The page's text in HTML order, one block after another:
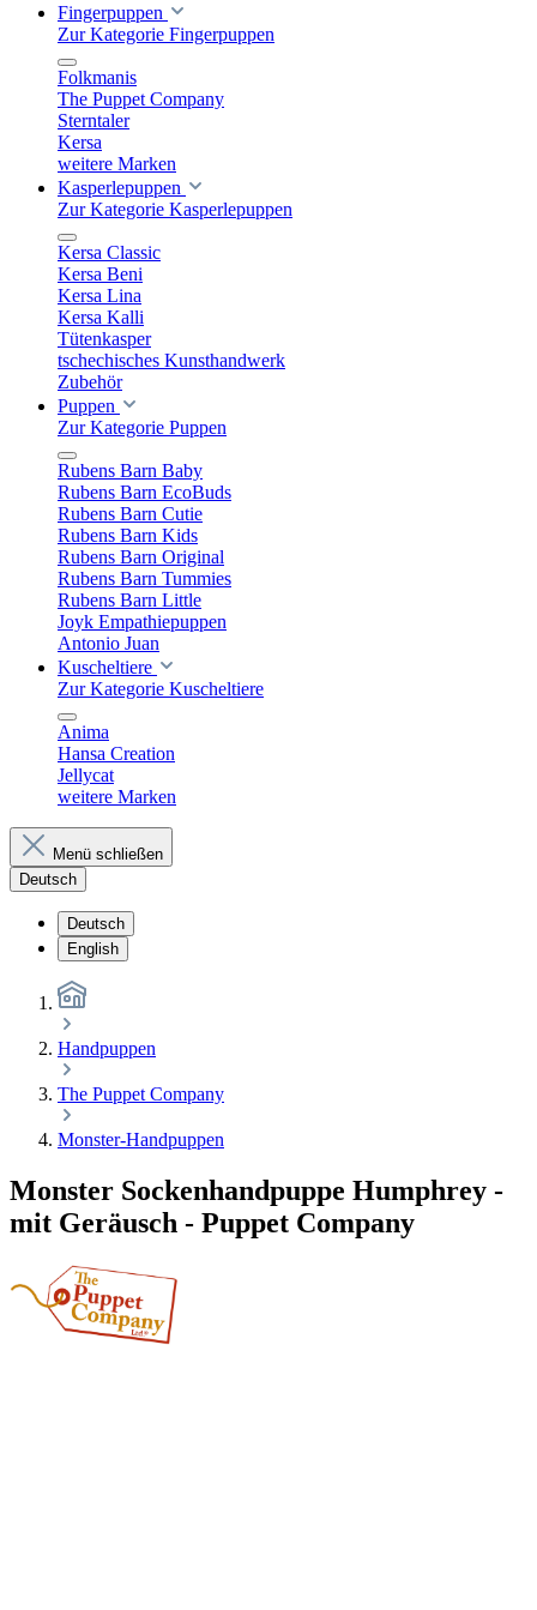
Fingerpuppen
Zur Kategorie Fingerpuppen
Folkmanis
The Puppet Company
Sterntaler
Kersa
weitere Marken
Kasperlepuppen
Zur Kategorie Kasperlepuppen
Kersa Classic
Kersa Beni
Kersa Lina
Kersa Kalli
Tütenkasper
tschechisches Kunsthandwerk
Zubehör
Puppen
Zur Kategorie Puppen
Rubens Barn Baby
Rubens Barn EcoBuds
Rubens Barn Cutie
Rubens Barn Kids
Rubens Barn Original
Rubens Barn Tummies
Rubens Barn Little
Joyk Empathiepuppen
Antonio Juan
Kuscheltiere
Zur Kategorie Kuscheltiere
Anima
Hansa Creation
Jellycat
weitere Marken
Menü schließen
Deutsch
Deutsch
English
Handpuppen
The Puppet Company
Monster-Handpuppen
Monster Sockenhandpuppe Humphrey -
mit Geräusch - Puppet Company